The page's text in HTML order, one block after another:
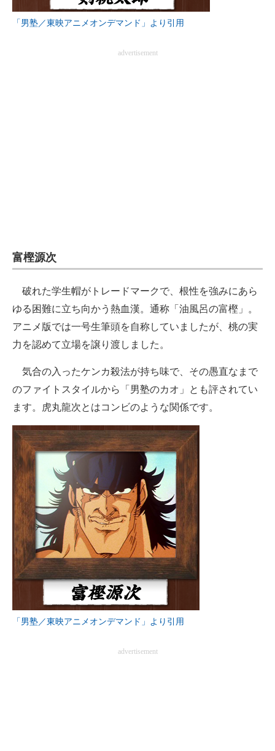
「男塾／東映アニメオンデマンド」より引用
advertisement
富樫源次
破れた学生帽がトレードマークで、根性を強みにあら
ゆる困難に立ち向かう熱血漢。通称「油風呂の富樫」。
アニメ版では一号生筆頭を自称していましたが、桃の実
力を認めて立場を譲り渡しました。
気合の入ったケンカ殺法が持ち味で、その愚直なまで
のファイトスタイルから「男塾のカオ」とも評されてい
ます。虎丸龍次とはコンビのような関係です。
「男塾／東映アニメオンデマンド」より引用
advertisement